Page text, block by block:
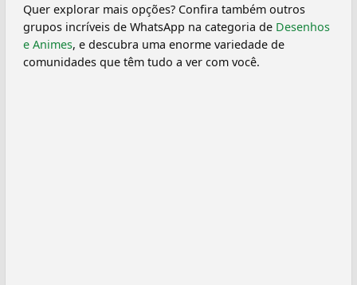
Quer explorar mais opções? Confira também outros
grupos incríveis de WhatsApp na categoria de Desenhos
e Animes, e descubra uma enorme variedade de
comunidades que têm tudo a ver com você.